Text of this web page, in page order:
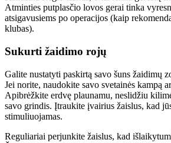
Atminties putplasčio lovos gerai tinka
atsigavusiems po operacijos (kaip
klubas).
Sukurti žaidimo rojų
Galite nustatyti paskirtą savo šuns žaidimų
Jei norite, naudokite savo svetainės kampą
Apibrėžkite erdvę plaunamu, neslidžiu
savo grindis. Įtraukite įvairius žaislus, kad
stimuliuojamas.
Reguliariai perjunkite žaislus, kad